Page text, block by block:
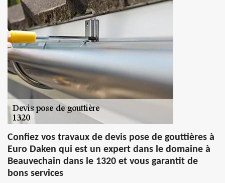
Confiez vos travaux de devis pose de gouttières à
Euro Daken qui est un expert dans le domaine à
Beauvechain dans le 1320 et vous garantit de
bons services